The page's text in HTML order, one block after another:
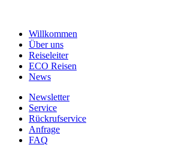
Willkommen
Über uns
Reiseleiter
ECO Reisen
News
Newsletter
Service
Rückrufservice
Anfrage
FAQ